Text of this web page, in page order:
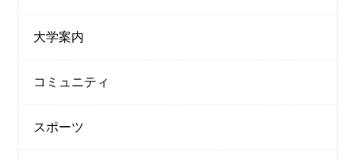
大学案内
コミュニティ
スポーツ